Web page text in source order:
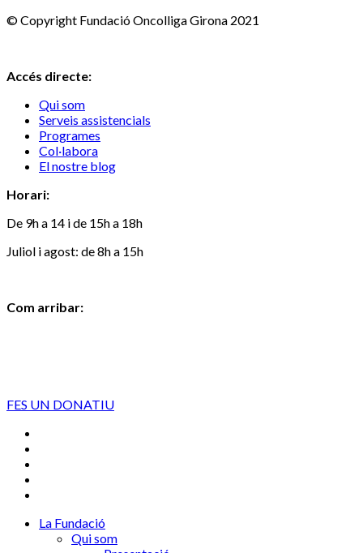
© Copyright Fundació Oncolliga Girona 2021
Accés directe:
Qui som
Serveis assistencials
Programes
Col·labora
El nostre blog
Horari:
De 9h a 14 i de 15h a 18h
Juliol i agost: de 8h a 15h
Com arribar:
FES UN DONATIU
La Fundació
Qui som